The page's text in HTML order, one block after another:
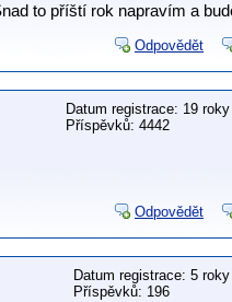
to příští rok napravím a
Odpovědět
Datum registrace: 19
Příspěvků: 4442
Odpovědět
Datum registrace: 5
Příspěvků: 196